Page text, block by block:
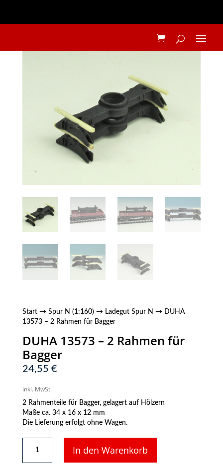
Start→ Spur N (1:160)→ Ladegut Spur N → DUHA
13573 – 2 Rahmen für Bagger
DUHA 13573 – 2 Rahmen für
Bagger
24,55 €
inkl. MwSt.
2 Rahmenteile für Bagger, gelagert auf Hölzern
Maße ca. 34 x 16 x 12 mm
Die Lieferung erfolgt ohne Wagen.
13573
-
In den Warenkorb